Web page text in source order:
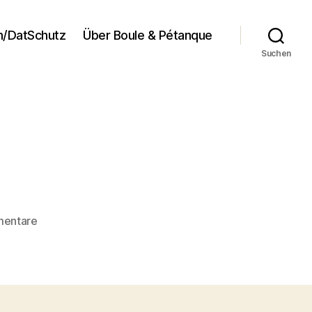
DatSchutz Über Boule & Pétanque
Suchen
zu